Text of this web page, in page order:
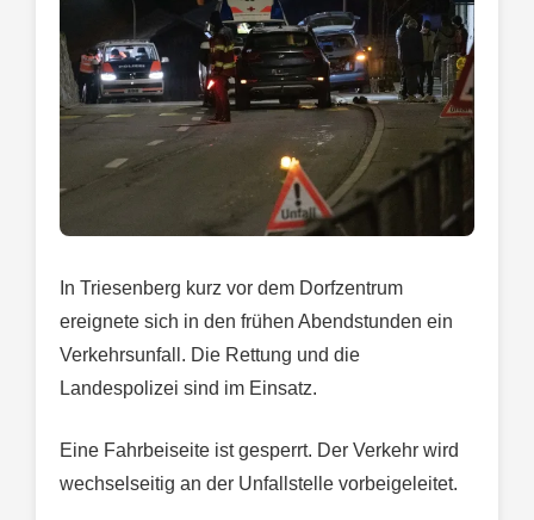
In Triesenberg kurz vor dem Dorfzentrum
ereignete sich in den frühen Abendstunden ein
Verkehrsunfall. Die Rettung und die
Landespolizei sind im Einsatz.
Eine Fahrbeiseite ist gesperrt. Der Verkehr wird
wechselseitig an der Unfallstelle vorbeigeleitet.